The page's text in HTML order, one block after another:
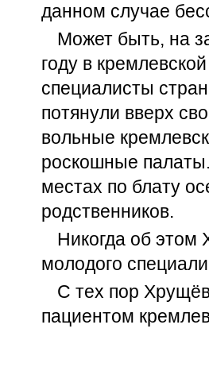
данном случае
Может быть, на
году в
специалисты
потянули вверх
вольные
роскошные
местах по блату
родственников.
Никогда об этом
молодого
С тех пор
пациентом